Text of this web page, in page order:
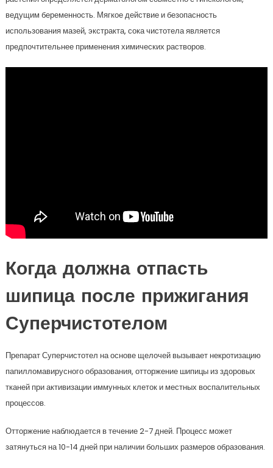
ведущим беременность. Мягкое действие и безопасность
использования мазей, экстракта, сока чистотела является
предпочтительнее применения химических растворов.
Когда должна отпасть
шипица после прижигания
Суперчистотелом
Препарат Суперчистотел на основе щелочей вызывает некротизацию
папилломавирусного образования, отторжение шипицы из здоровых
тканей при активизации иммунных клеток и местных воспалительных
процессов.
Отторжение наблюдается в течение 2-7 дней. Процесс может
затянуться на 10-14 дней при наличии больших размеров образования.